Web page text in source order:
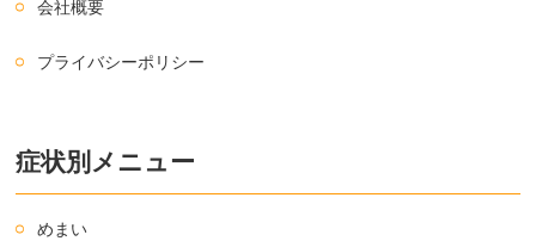
会社概要
プライバシーポリシー
症状別メニュー
めまい